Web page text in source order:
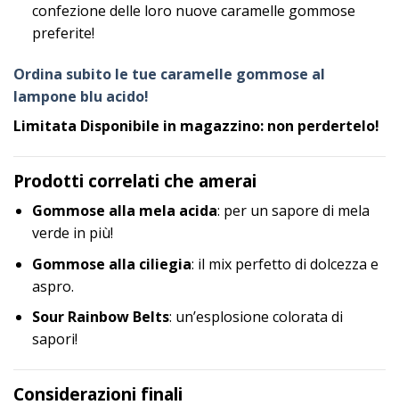
confezione delle loro nuove caramelle gommose
preferite!
Ordina subito le tue caramelle gommose al
lampone blu acido!
Limitata Disponibile in magazzino: non perdertelo!
Prodotti correlati che amerai
Gommose alla mela acida: per un sapore di mela
verde in più!
Gommose alla ciliegia: il mix perfetto di dolcezza e
aspro.
Sour Rainbow Belts: un’esplosione colorata di
sapori!
Considerazioni finali